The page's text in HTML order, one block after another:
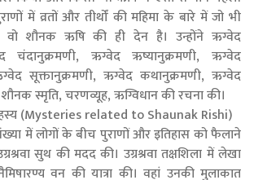
में व्रतों और तीर्थों की महिमा के बारे में जो भी
शौनक ऋषि की ही देन है। उन्होंने ऋग्वेद
चंदानुक्रमणी, ऋग्वेद ऋष्यानुक्रमणी, ऋग्वेद
सूक्तानुक्रमणी, ऋग्वेद कथानुक्रमणी, ऋग्वेद
स्मृति, चरणव्यूह, ऋग्विधान की रचना की।
(Mysteries related to Shaunak Rishi)
में लोगों के बीच पुराणों और इतिहास को फैलाने
सुथ की मदद की। उग्रश्रवा तक्षशिला में लेखा
वन की यात्रा की। वहां उनकी मुलाकात